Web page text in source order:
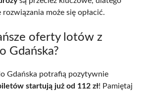
może się opłacić.
oferty lotów z
Gdańska?
Gdańska potrafią pozytywnie
startują już od 112 zł! Pamiętaj